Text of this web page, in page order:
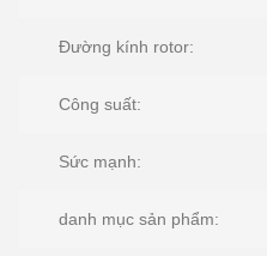
Đường kính rotor:
Công suất:
Sức mạnh:
danh mục sản phẩm: